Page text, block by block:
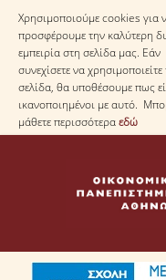
Χρησιμοποιούμε cookies για
προσφέρουμε την καλύτερη
εμπειρία στη σελίδα μας. Εάν
συνεχίσετε να χρησιμοποιείτε
σελίδα, θα υποθέσουμε πως
ικανοποιημένοι με αυτό.
μάθετε περισσότεραεδώ